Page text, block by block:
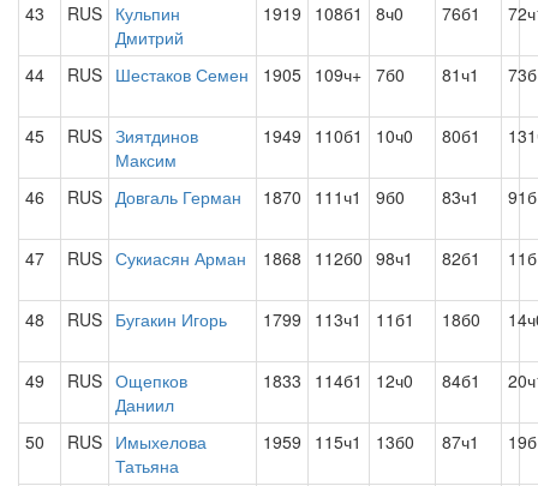
43 RUS Кульпин
Дмитрий
1919 108б1 8ч0 76б1
44 RUS Шестаков Семен 1905 109ч+ 7б0 81ч1
45 RUS Зиятдинов
Максим
1949 110б1 10ч0 80б1
46 RUS Довгаль Герман 1870 111ч1 9б0 83ч1
47 RUS Сукиасян Арман 1868 112б0 98ч1 82б1
48 RUS Бугакин Игорь 1799 113ч1 11б1 18б0
49 RUS Ощепков
Даниил
1833 114б1 12ч0 84б1
50 RUS Имыхелова
Татьяна
1959 115ч1 13б0 87ч1